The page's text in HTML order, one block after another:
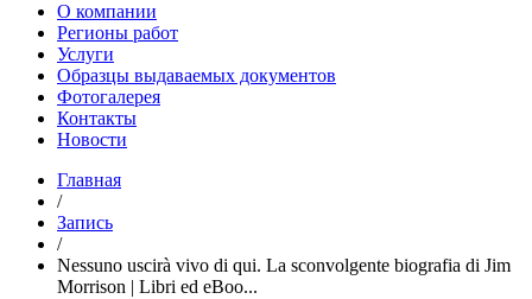
О компании
Регионы работ
Услуги
Образцы выдаваемых документов
Фотогалерея
Контакты
Новости
Главная
/
Запись
/
Nessuno uscirà vivo di qui. La sconvolgente biografia di Jim
Morrison | Libri ed eBoo...